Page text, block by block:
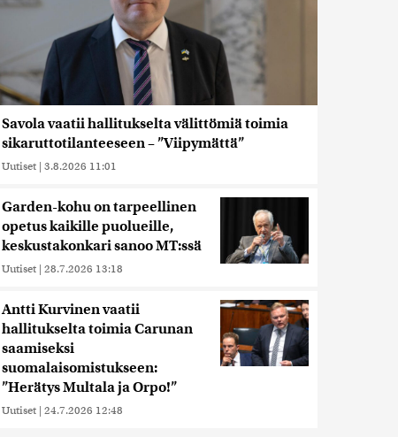
Savola vaatii hallitukselta välittömiä toimia
sikaruttotilanteeseen – ”Viipymättä”
Uutiset | 3.8.2026 11:01
Garden-kohu on tarpeellinen
opetus kaikille puolueille,
keskustakonkari sanoo MT:ssä
Uutiset | 28.7.2026 13:18
Antti Kurvinen vaatii
hallitukselta toimia Carunan
saamiseksi
suomalaisomistukseen:
”Herätys Multala ja Orpo!”
Uutiset | 24.7.2026 12:48